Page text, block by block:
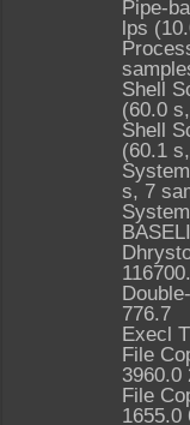
Pipe-
lps
Shell
(60.0
Shell
(60.1
s, 7
776.7
Execl
File
3960.0
File
1655.0